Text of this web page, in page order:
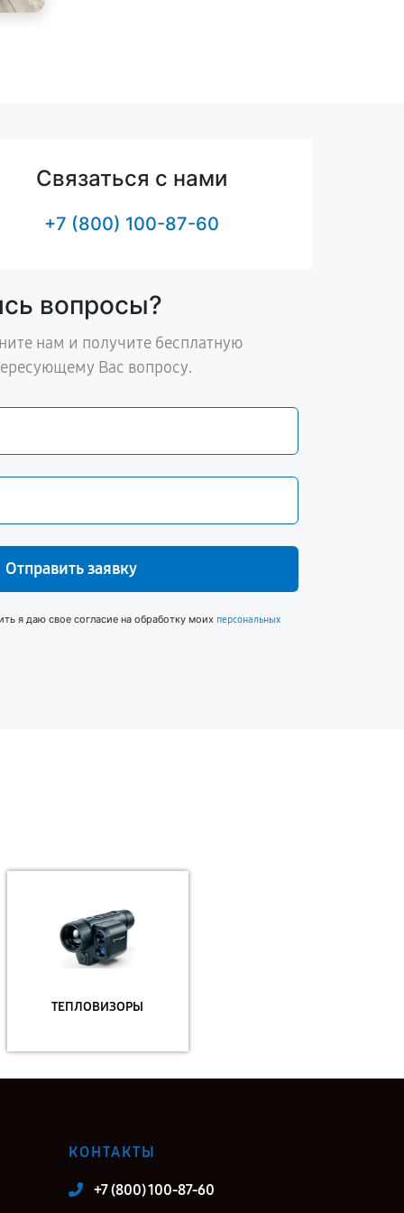
Связаться с нами
+7 (800) 100-87-60
вопросы?
нам и получите бесплатную
Вас вопросу.
Отправить заявку
я даю свое согласие на обработку моих персональных
ТЕПЛОВИЗОРЫ
КОНТАКТЫ
+7 (800) 100-87-60